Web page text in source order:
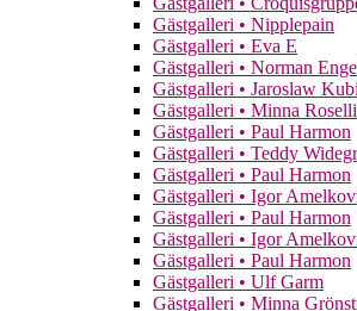
Gästgalleri • Nipplepain
Gästgalleri • Eva E
Gästgalleri • Norman
Gästgalleri • Jaroslaw
Gästgalleri • Minna Roselli
Gästgalleri • Paul Harmon
Gästgalleri • Teddy
Gästgalleri • Paul Harmon
Gästgalleri • Igor
Gästgalleri • Paul Harmon
Gästgalleri • Igor
Gästgalleri • Paul Harmon
Gästgalleri • Ulf Garm
Gästgalleri • Minna